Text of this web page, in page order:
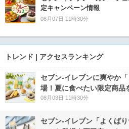
定キャンペーン情報
08月07日 11時30分
トレンド | アクセスランキング
セブン‐イレブンに爽やか
場！夏に食べたい限定商品
08月03日 11時30分
セブン‐イレブン「よくば